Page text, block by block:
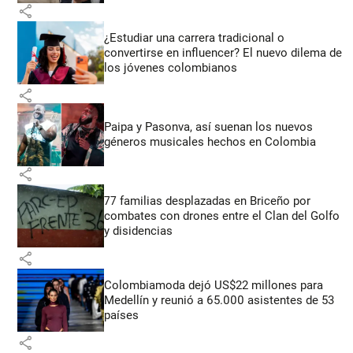
share
¿Estudiar una carrera tradicional o
convertirse en influencer? El nuevo dilema de
los jóvenes colombianos
share
Paipa y Pasonva, así suenan los nuevos
géneros musicales hechos en Colombia
share
77 familias desplazadas en Briceño por
combates con drones entre el Clan del Golfo
y disidencias
share
Colombiamoda dejó US$22 millones para
Medellín y reunió a 65.000 asistentes de 53
países
share